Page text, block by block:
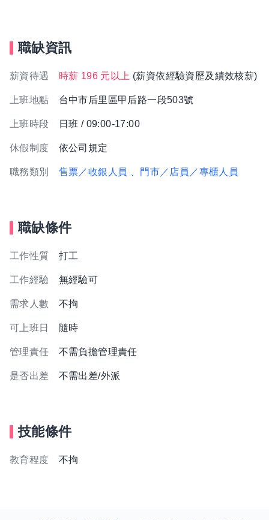
職缺資訊
薪資待遇 時薪 196 元以上 (薪資依經驗資歷及績效核薪)
上班地點 台中市后里區甲后路一段503號
上班時段 日班 / 09:00-17:00
休假制度 依公司規定
職務類別 售票／收銀人員 、門市／店員／專櫃人員
職缺條件
工作性質 打工
工作經驗 無經驗可
需求人數 不拘
可上班日 隨時
管理責任 不需負擔管理責任
是否出差 不需出差/外派
技能條件
教育程度 不拘